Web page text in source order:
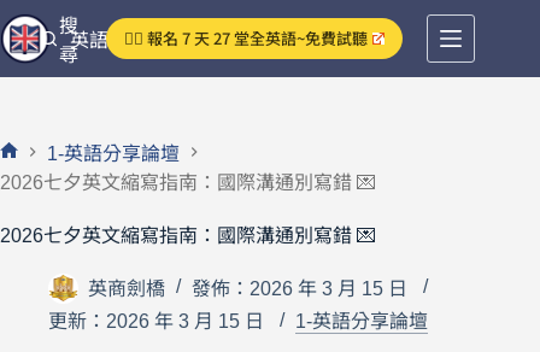
跳
至
主
容
英語分享論壇
搜
尋
👉🏻 報名 7 天 27 堂全英語~免費試聽
首
1-英語分享論壇
2026七夕英文縮寫指南：國際溝通別寫錯 💌
2026七夕英文縮寫指南：國際溝通別寫錯 💌
英商劍橋
發佈：2026 年 3 月 15 日
更新：2026 年 3 月 15 日
1-英語分享論壇